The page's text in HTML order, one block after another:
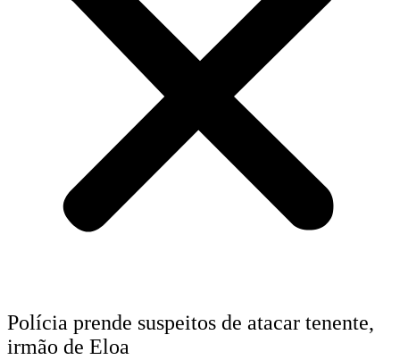
Polícia prende suspeitos de atacar tenente,
irmão de Eloa